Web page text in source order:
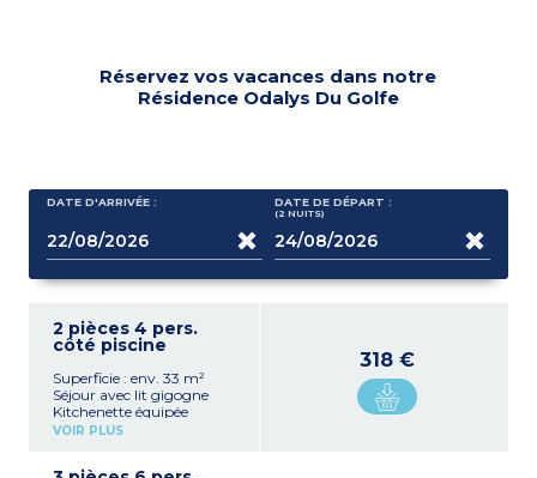
Réservez vos vacances dans notre
Résidence Odalys Du Golfe
DATE D'ARRIVÉE : DATE DE DÉPART :
(2 NUITS)
2 pièces 4 pers.
côté piscine
Superficie : env. 33 m²
Séjour avec lit gigogne
Kitchenette équipée
(plaque vitrocéramique 4
VOIR PLUS
318 €